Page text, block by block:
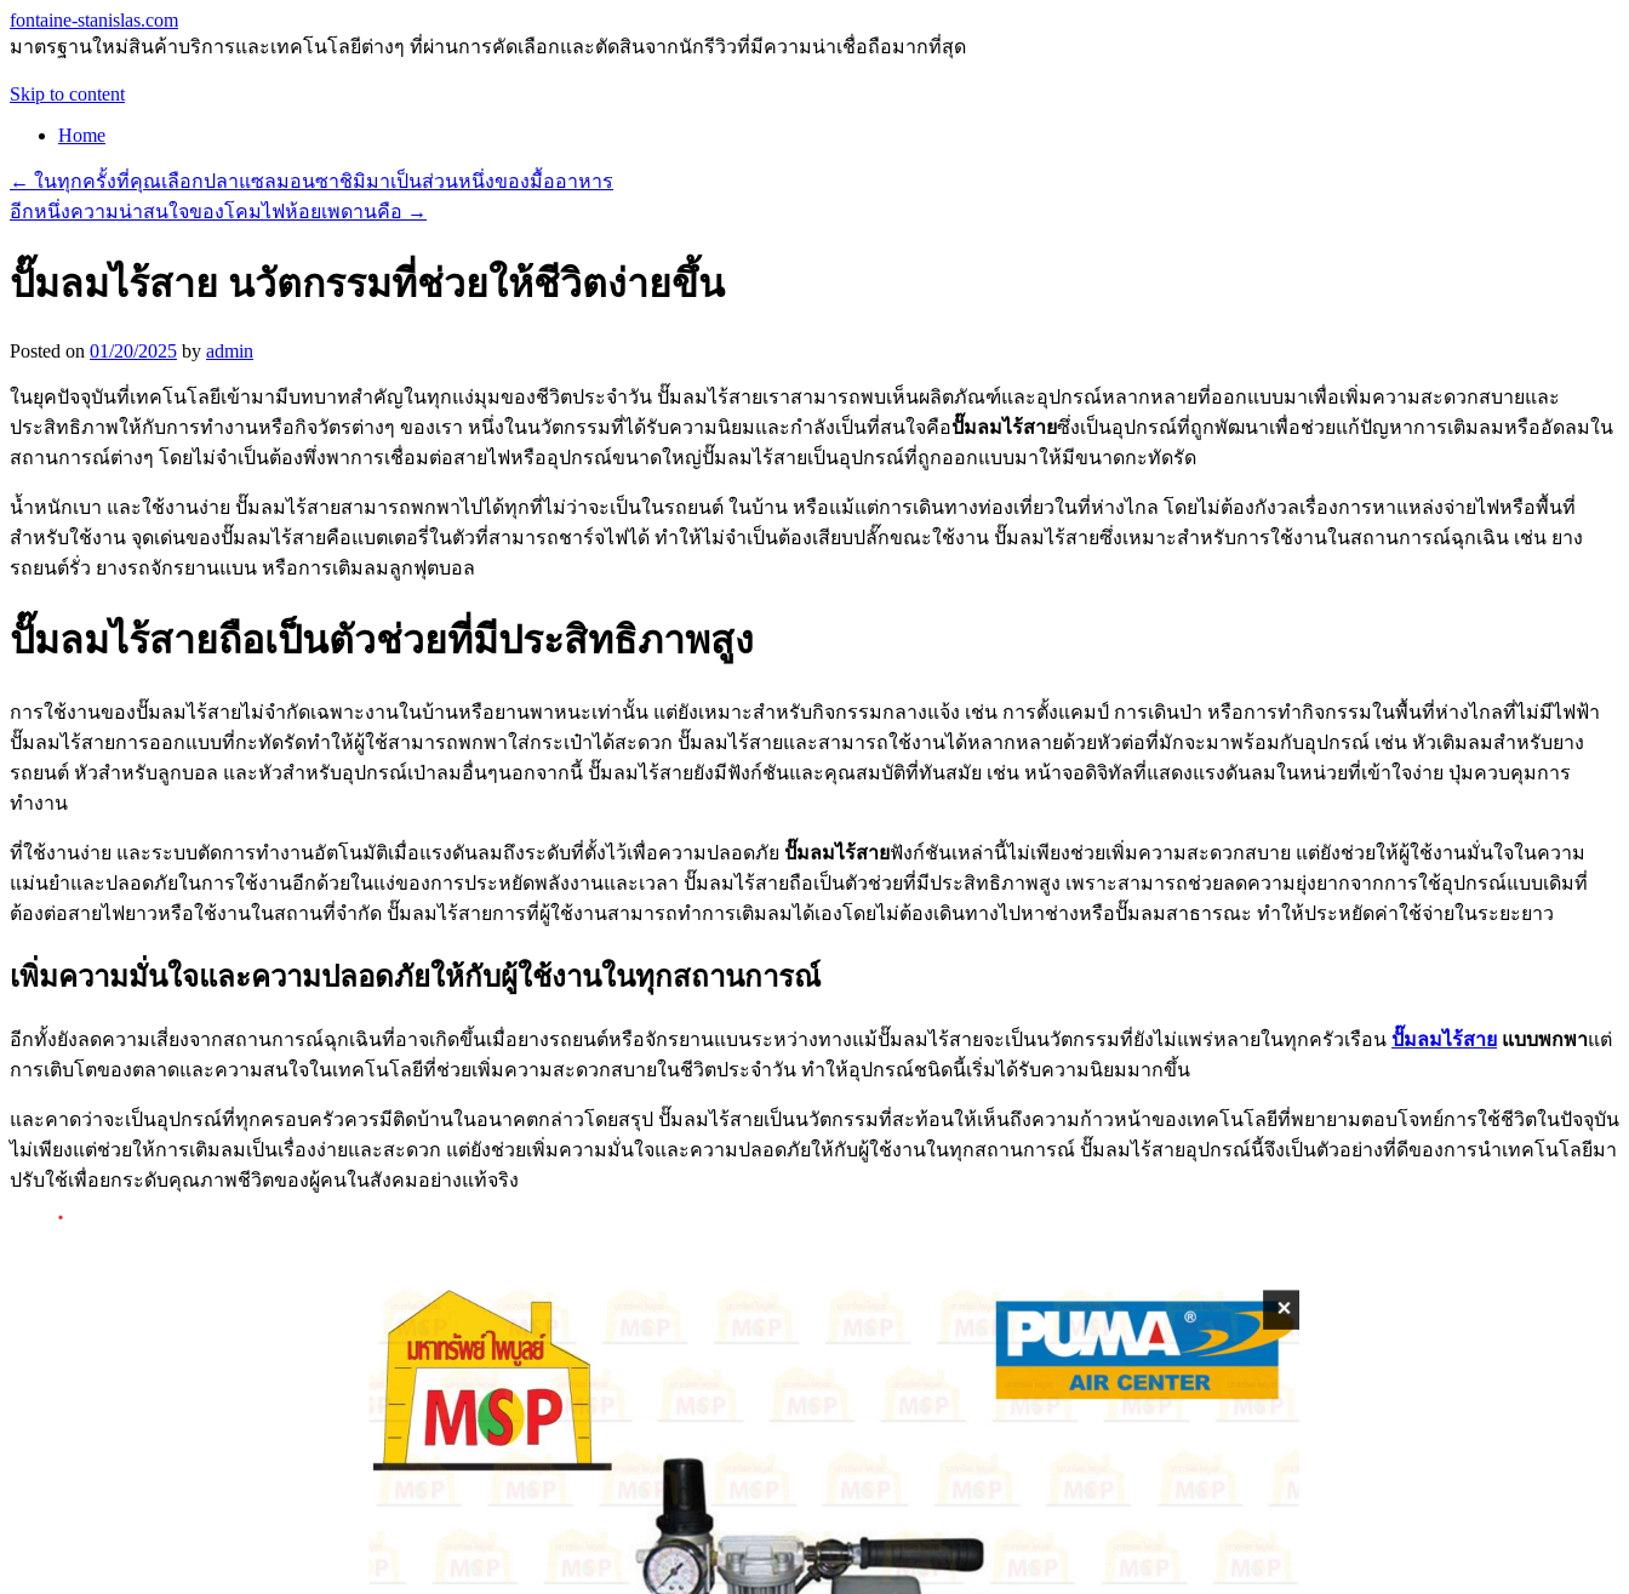
fontaine-stanislas.com
มาตรฐานใหม่สินค้าบริการและเทคโนโลยีต่างๆ ที่ผ่านการคัดเลือกและตัดสินจากนักรีวิวที่มีความน่าเชื่อถือมากที่สุด
Skip to content
Home
← ในทุกครั้งที่คุณเลือกปลาแซลมอนซาชิมิมาเป็นส่วนหนึ่งของมื้ออาหาร
อีกหนึ่งความน่าสนใจของโคมไฟห้อยเพดานคือ →
ปั๊มลมไร้สาย นวัตกรรมที่ช่วยให้ชีวิตง่ายขึ้น
Posted on 01/20/2025 by admin
ในยุคปัจจุบันที่เทคโนโลยีเข้ามามีบทบาทสำคัญในทุกแง่มุมของชีวิตประจำวัน ปั๊มลมไร้สายเราสามารถพบเห็นผลิตภัณฑ์และอุปกรณ์หลากหลายที่ออกแบบมาเพื่อเพิ่มความสะดวกสบายและ
ประสิทธิภาพให้กับการทำงานหรือกิจวัตรต่างๆ ของเรา หนึ่งในนวัตกรรมที่ได้รับความนิยมและกำลังเป็นที่สนใจคือปั๊มลมไร้สายซึ่งเป็นอุปกรณ์ที่ถูกพัฒนาเพื่อช่วยแก้ปัญหาการเติมลมหรืออัดลมใน
สถานการณ์ต่างๆ โดยไม่จำเป็นต้องพึ่งพาการเชื่อมต่อสายไฟหรืออุปกรณ์ขนาดใหญ่ปั๊มลมไร้สายเป็นอุปกรณ์ที่ถูกออกแบบมาให้มีขนาดกะทัดรัด
น้ำหนักเบา และใช้งานง่าย ปั๊มลมไร้สายสามารถพกพาไปได้ทุกที่ไม่ว่าจะเป็นในรถยนต์ ในบ้าน หรือแม้แต่การเดินทางท่องเที่ยวในที่ห่างไกล โดยไม่ต้องกังวลเรื่องการหาแหล่งจ่ายไฟหรือพื้นที่
สำหรับใช้งาน จุดเด่นของปั๊มลมไร้สายคือแบตเตอรี่ในตัวที่สามารถชาร์จไฟได้ ทำให้ไม่จำเป็นต้องเสียบปลั๊กขณะใช้งาน ปั๊มลมไร้สายซึ่งเหมาะสำหรับการใช้งานในสถานการณ์ฉุกเฉิน เช่น ยาง
รถยนต์รั่ว ยางรถจักรยานแบน หรือการเติมลมลูกฟุตบอล
ปั๊มลมไร้สายถือเป็นตัวช่วยที่มีประสิทธิภาพสูง
การใช้งานของปั๊มลมไร้สายไม่จำกัดเฉพาะงานในบ้านหรือยานพาหนะเท่านั้น แต่ยังเหมาะสำหรับกิจกรรมกลางแจ้ง เช่น การตั้งแคมป์ การเดินป่า หรือการทำกิจกรรมในพื้นที่ห่างไกลที่ไม่มีไฟฟ้า
ปั๊มลมไร้สายการออกแบบที่กะทัดรัดทำให้ผู้ใช้สามารถพกพาใส่กระเป๋าได้สะดวก ปั๊มลมไร้สายและสามารถใช้งานได้หลากหลายด้วยหัวต่อที่มักจะมาพร้อมกับอุปกรณ์ เช่น หัวเติมลมสำหรับยาง
รถยนต์ หัวสำหรับลูกบอล และหัวสำหรับอุปกรณ์เป่าลมอื่นๆนอกจากนี้ ปั๊มลมไร้สายยังมีฟังก์ชันและคุณสมบัติที่ทันสมัย เช่น หน้าจอดิจิทัลที่แสดงแรงดันลมในหน่วยที่เข้าใจง่าย ปุ่มควบคุมการ
ทำงาน
ที่ใช้งานง่าย และระบบตัดการทำงานอัตโนมัติเมื่อแรงดันลมถึงระดับที่ตั้งไว้เพื่อความปลอดภัย ปั๊มลมไร้สายฟังก์ชันเหล่านี้ไม่เพียงช่วยเพิ่มความสะดวกสบาย แต่ยังช่วยให้ผู้ใช้งานมั่นใจในความ
แม่นยำและปลอดภัยในการใช้งานอีกด้วยในแง่ของการประหยัดพลังงานและเวลา ปั๊มลมไร้สายถือเป็นตัวช่วยที่มีประสิทธิภาพสูง เพราะสามารถช่วยลดความยุ่งยากจากการใช้อุปกรณ์แบบเดิมที่
ต้องต่อสายไฟยาวหรือใช้งานในสถานที่จำกัด ปั๊มลมไร้สายการที่ผู้ใช้งานสามารถทำการเติมลมได้เองโดยไม่ต้องเดินทางไปหาช่างหรือปั๊มลมสาธารณะ ทำให้ประหยัดค่าใช้จ่ายในระยะยาว
เพิ่มความมั่นใจและความปลอดภัยให้กับผู้ใช้งานในทุกสถานการณ์
อีกทั้งยังลดความเสี่ยงจากสถานการณ์ฉุกเฉินที่อาจเกิดขึ้นเมื่อยางรถยนต์หรือจักรยานแบนระหว่างทางแม้ปั๊มลมไร้สายจะเป็นนวัตกรรมที่ยังไม่แพร่หลายในทุกครัวเรือน ปั๊มลมไร้สาย แบบพกพาแต่
การเติบโตของตลาดและความสนใจในเทคโนโลยีที่ช่วยเพิ่มความสะดวกสบายในชีวิตประจำวัน ทำให้อุปกรณ์ชนิดนี้เริ่มได้รับความนิยมมากขึ้น
และคาดว่าจะเป็นอุปกรณ์ที่ทุกครอบครัวควรมีติดบ้านในอนาคตกล่าวโดยสรุป ปั๊มลมไร้สายเป็นนวัตกรรมที่สะท้อนให้เห็นถึงความก้าวหน้าของเทคโนโลยีที่พยายามตอบโจทย์การใช้ชีวิตในปัจจุบัน
ไม่เพียงแต่ช่วยให้การเติมลมเป็นเรื่องง่ายและสะดวก แต่ยังช่วยเพิ่มความมั่นใจและความปลอดภัยให้กับผู้ใช้งานในทุกสถานการณ์ ปั๊มลมไร้สายอุปกรณ์นี้จึงเป็นตัวอย่างที่ดีของการนำเทคโนโลยีมา
ปรับใช้เพื่อยกระดับคุณภาพชีวิตของผู้คนในสังคมอย่างแท้จริง